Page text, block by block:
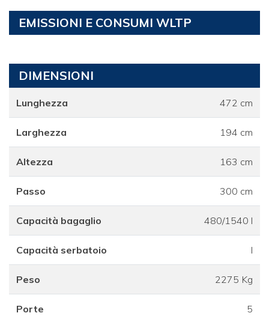
EMISSIONI E CONSUMI WLTP
DIMENSIONI
Lunghezza 472 cm
Larghezza 194 cm
Altezza 163 cm
Passo 300 cm
Capacità bagaglio 480/1540 l
Capacità serbatoio l
Peso 2275 Kg
Porte 5